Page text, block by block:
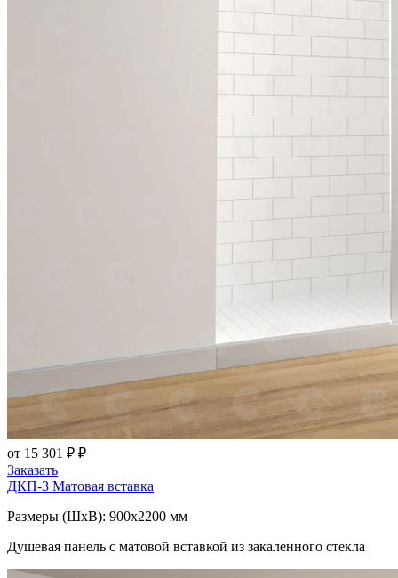
от 15 301 ₽ ₽
Заказать
ДКП-3 Матовая вставка
Размеры (ШxВ): 900x2200 мм
Душевая панель с матовой вставкой из закаленного стекла